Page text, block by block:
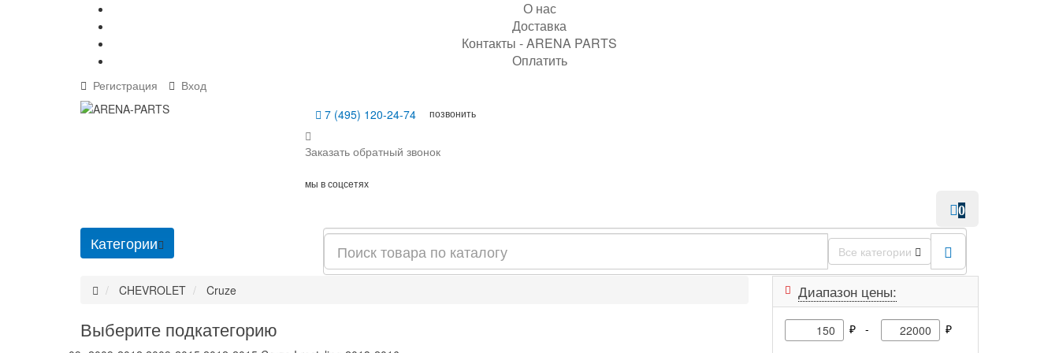
О нас
Доставка
Контакты - ARENA PARTS
Оплатить
Регистрация
Вход
7 (495) 120-24-74
позвонить
Заказать обратный звонок
мы в соцсетях
0
Категории Все категории
CHEVROLET Cruze
Выберите подкатегорию
Диапазон цены:
₽ - ₽